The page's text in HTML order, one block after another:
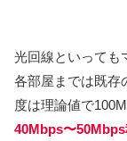
光回線といっても
各部屋までは既存
度は理論値で
40Mbps〜